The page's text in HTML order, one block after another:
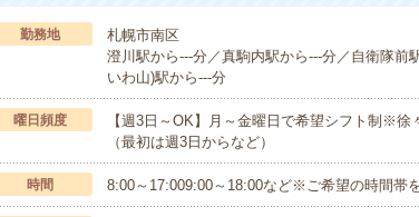
勤務地
札幌市南区
澄川駅から---分／真駒内駅から---分／自衛隊前
いわ山)駅から---分
曜日頻度
【週3日～OK】月～金曜日で希望シフト制※徐
（最初は週3日からなど）
時間 8:00～17:009:00～18:00など※ご希望の時間帯